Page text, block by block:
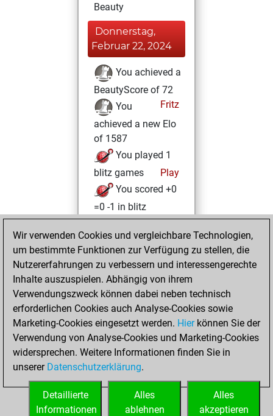
Beauty
Donnerstag,
Februar 22, 2024
You achieved a
BeautyScore of 72
Fritz
You
achieved a new Elo
of 1587
You played 1
blitz games
Play
You scored +0
=0 -1 in blitz
Samstag, Januar
9, 2021
against Fritz
Fritz
Mittwoch,
Dezember 30,
2020
You created
your Fritz account
Wir verwenden Cookies und vergleichbare Technologien,
um bestimmte Funktionen zur Verfügung zu stellen, die
Nutzererfahrungen zu verbessern und interessengerechte
Inhalte auszuspielen. Abhängig von ihrem
Verwendungszweck können dabei neben technisch
erforderlichen Cookies auch Analyse-Cookies sowie
Marketing-Cookies eingesetzt werden. Hierkönnen Sie der
Verwendung von Analyse-Cookies und Marketing-Cookies
widersprechen. Weitere Informationen finden Sie in
unserer Datenschutzerklärung.
Alles
akzeptieren
Alles
ablehnen
Detaillierte
Informationen